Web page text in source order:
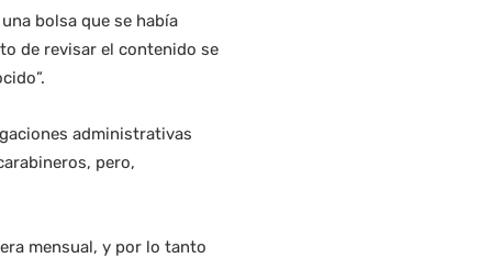
bolsa que se había
de revisar el contenido se
administrativas
pero,
mensual, y por lo tanto